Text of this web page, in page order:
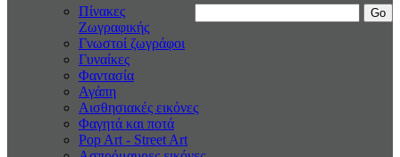
Πίνακες
Ζωγραφικής
Γνωστοί ζωγράφοι
Γυναίκες
Φαντασία
Αγάπη
Αισθησιακές εικόνες
Φαγητά και ποτά
Pop Art - Street Art